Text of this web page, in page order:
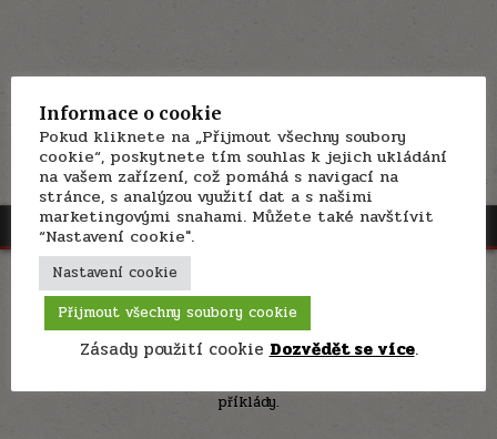
MENU
Rubrika:Stupňování příslovcí v
angličtině
Jak na stupňování příslovcí v angličtině? Jak se v angličtině
příklády.
Informace o cookie
Pokud kliknete na „Přijmout všechny soubory
cookie“, poskytnete tím souhlas k jejich ukládání
na vašem zařízení, což pomáhá s navigací na
stránce, s analýzou využití dat a s našimi
marketingovými snahami. Můžete také navštívit
“Nastavení cookie".
Nastavení cookie
Přijmout všechny soubory cookie
Zásady použití cookieDozvědět se více.